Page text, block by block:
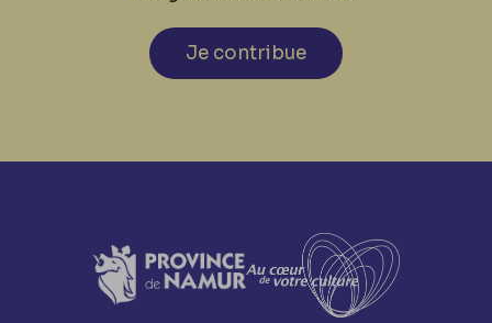
Je contribue